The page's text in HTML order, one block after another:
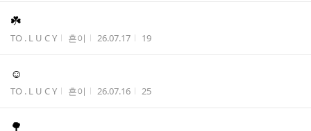
☘️
게시판명
TO . L U C Y 작성자
흔이 작성시간
26.07.17 조회수
19
☺️
게시판명
TO . L U C Y 작성자
흔이 작성시간
26.07.16 조회수
25
🌳